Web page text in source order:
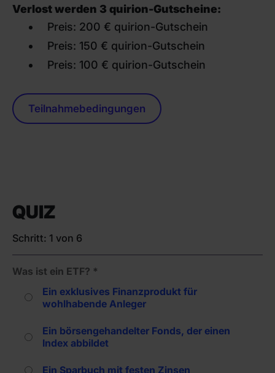
Verlost werden 3 quirion-Gutscheine:
Preis: 200 € quirion-Gutschein
Preis: 150 € quirion-Gutschein
Preis: 100 € quirion-Gutschein
Teilnahmebedingungen
QUIZ
Schritt: 1 von 6
Was ist ein ETF? *
Ein exklusives Finanzprodukt für
wohlhabende Anleger
Ein börsengehandelter Fonds, der einen
Index abbildet
Ein Sparbuch mit festen Zinsen